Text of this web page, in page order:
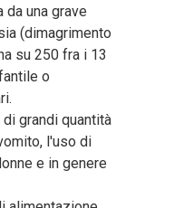
una grave
(dimagrimento
su 250 fra i 13
o
grandi quantità
l'uso di
e in genere